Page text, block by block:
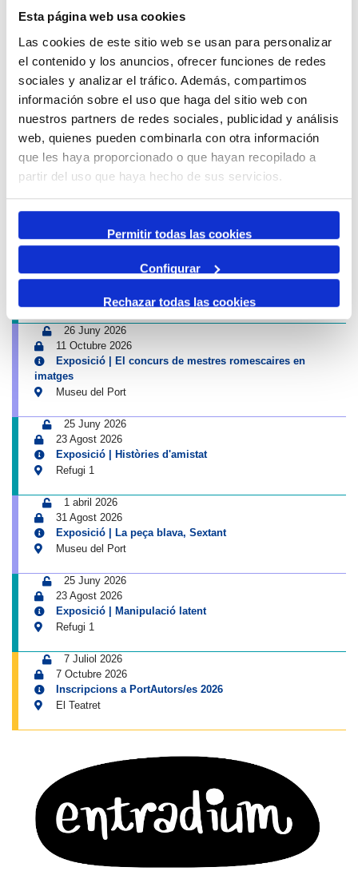
Esta página web usa cookies
Las cookies de este sitio web se usan para personalizar
el contenido y los anuncios, ofrecer funciones de redes
sociales y analizar el tráfico. Además, compartimos
información sobre el uso que haga del sitio web con
nuestros partners de redes sociales, publicidad y análisis
web, quienes pueden combinarla con otra información
que les haya proporcionado o que hayan recopilado a
partir del uso que haya hecho de sus servicios.
Permitir todas las cookies
Configurar
Rechazar todas las cookies
Avís de circulació
12 Agost 2026
13 Agost 2026
16:00-01:00
Tancament accés Km 0| Eclipsi solar
Propers esdeveniments Port i Ciutat
4 Juliol 2026
13 Setembre 2026
Exposició | Boscos. Cartografies del temps i del gest
26 Juny 2026
11 Octubre 2026
Exposició | El concurs de mestres romescaires en
imatges
Museu del Port
25 Juny 2026
23 Agost 2026
Exposició | Històries d'amistat
Refugi 1
1 abril 2026
31 Agost 2026
Exposició | La peça blava, Sextant
Museu del Port
25 Juny 2026
23 Agost 2026
Exposició | Manipulació latent
Refugi 1
7 Juliol 2026
7 Octubre 2026
Inscripcions a PortAutors/es 2026
El Teatret